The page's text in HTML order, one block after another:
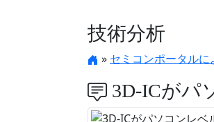
技術分析
» セミコンポータルに
3D-ICがパ